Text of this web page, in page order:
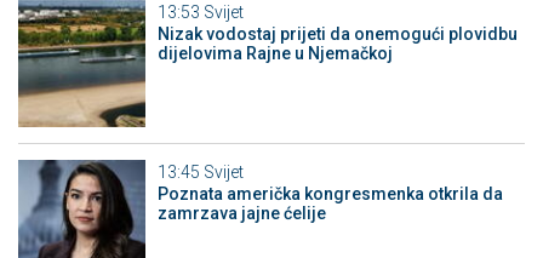
13:53 Svijet
Nizak vodostaj prijeti da onemogući plovidbu
dijelovima Rajne u Njemačkoj
13:45 Svijet
Poznata američka kongresmenka otkrila da
zamrzava jajne ćelije